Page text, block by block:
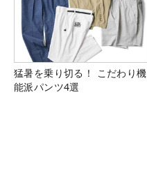
猛暑を乗り切る！ こだわり機
能派パンツ4選